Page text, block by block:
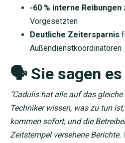
-60 % interne Reibungen
Vorgesetzten
Deutliche Zeitersparnis
Außendienstkoordinatoren
🗣️ Sie sagen es
"Cadulis hat alle auf das
Techniker wissen, was zu tun
kommen sofort, und die
Zeitstempel versehene